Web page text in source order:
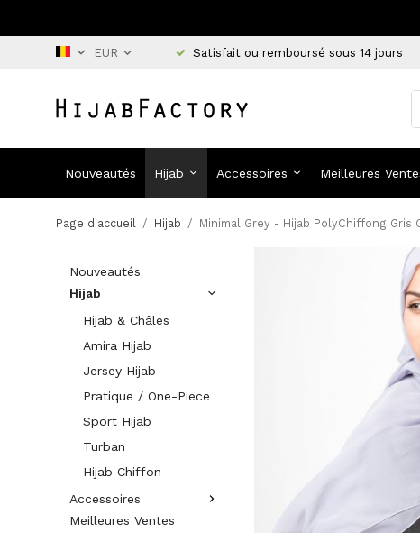
Satisfait ou remboursé sous 14 jours
Nouveautés Hijab Accessoires Meilleures
Page d'accueil / Hijab / Minimal Grey - Hijab PolyChiffong Gris
Nouveautés
Hijab
Hijab & Châles
Amira Hijab
Jersey Hijab
Pratique / One-Piece
Sport Hijab
Turban
Hijab Chiffon
Accessoires
Meilleures Ventes